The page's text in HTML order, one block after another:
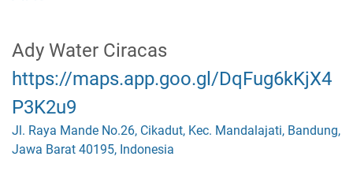
Ady Water Ciracas
https://maps.app.goo.gl/DqFug6kKjX4
P3K2u9
Jl. Raya Mande No.26, Cikadut, Kec. Mandalajati, Bandung,
Jawa Barat 40195, Indonesia